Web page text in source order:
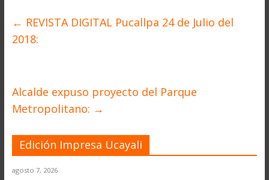
← REVISTA DIGITAL Pucallpa 24 de Julio del
2018:
Alcalde expuso proyecto del Parque
Metropolitano: →
Edición Impresa Ucayali
agosto 7, 2026